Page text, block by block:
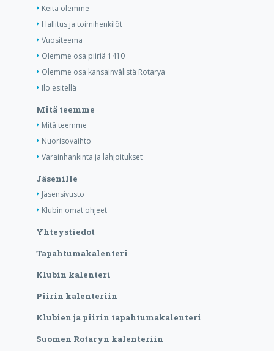
Keitä olemme
Hallitus ja toimihenkilöt
Vuositeema
Olemme osa piiriä 1410
Olemme osa kansainvälistä Rotarya
Ilo esitellä
Mitä teemme
Mitä teemme
Nuorisovaihto
Varainhankinta ja lahjoitukset
Jäsenille
Jäsensivusto
Klubin omat ohjeet
Yhteystiedot
Tapahtumakalenteri
Klubin kalenteri
Piirin kalenteriin
Klubien ja piirin tapahtumakalenteri
Suomen Rotaryn kalenteriin